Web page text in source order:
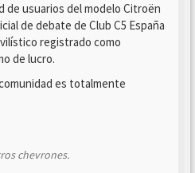
de usuarios del modelo Citroën
de debate de Club C5 España
registrado como
de lucro.
es totalmente
chevrones.